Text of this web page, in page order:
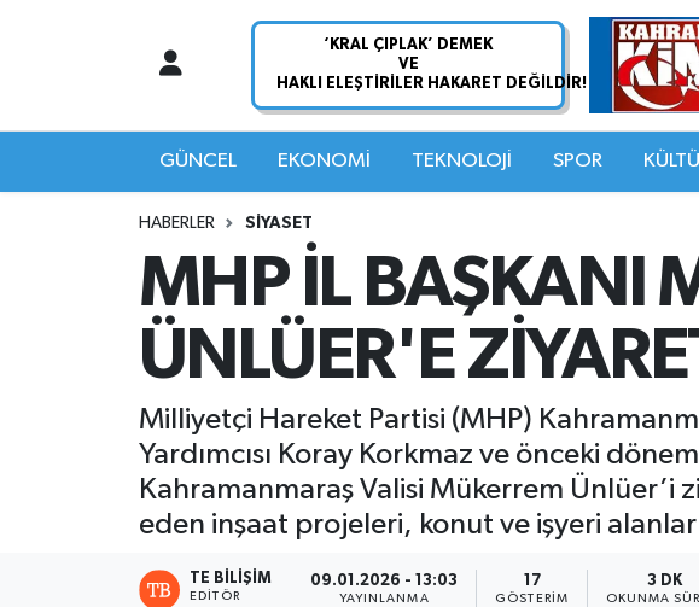
GÜNCEL EKONOMİ TEKNOLOJİ SPOR
HABERLER SİYASET
MHP İL BAŞKANI
ÜNLÜER'E
Milliyetçi Hareket Partisi (MHP)
Yardımcısı Koray Korkmaz ve önceki
Kahramanmaraş Valisi Mükerrem
eden inşaat projeleri, konut ve işyeri
TE BILIŞIM
EDITÖR
09.01.2026 - 13:03
YAYINLANMA
17
GÖSTERIM
3 DK
OKUNMA
Hava Durumu
Namaz Vakitleri
Trafik Durumu
Süper Lig Puan Durumu ve Fikstür
Son Dakika Haberleri
Haber Arşivi